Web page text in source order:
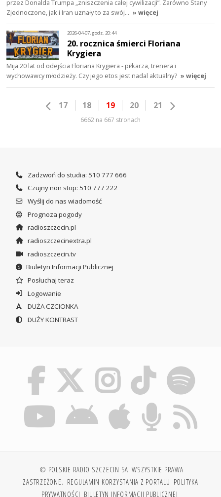
przez Donalda Trumpa „zniszczenia całej cywilizacji”. Zarówno Stany
Zjednoczone, jak i Iran uznały to za swój… » więcej
2026-04-07, godz. 20:44
20. rocznica śmierci Floriana
Krygiera
Mija 20 lat od odejścia Floriana Krygiera - piłkarza, trenera i
wychowawcy młodzieży. Czy jego etos jest nadal aktualny? » więcej
17 18 19 20 21
6662 na 667 stronach
Zadzwoń do studia: 510 777 666
Czujny non stop: 510 777 222
Wyślij do nas wiadomość
Prognoza pogody
radioszczecin.pl
radioszczecinextra.pl
radioszczecin.tv
Biuletyn Informacji Publicznej
Posłuchaj teraz
Logowanie
DUŻA CZCIONKA
DUŻY KONTRAST
© POLSKIE RADIO SZCZECIN SA. WSZYSTKIE PRAWA
ZASTRZEŻONE. REGULAMIN KORZYSTANIA Z PORTALU POLITYKA
PRYWATNOŚCI BIULETYN INFORMACJI PUBLICZNEJ